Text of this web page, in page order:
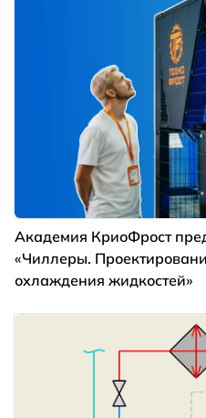
Академия КриоФрост
«Чиллеры.
охлаждения жидкостей»